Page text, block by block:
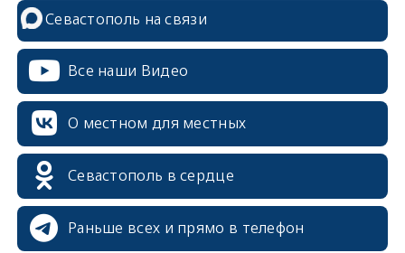
Севастополь на связи
Все наши Видео
О местном для местных
Севастополь в сердце
Раньше всех и прямо в телефон